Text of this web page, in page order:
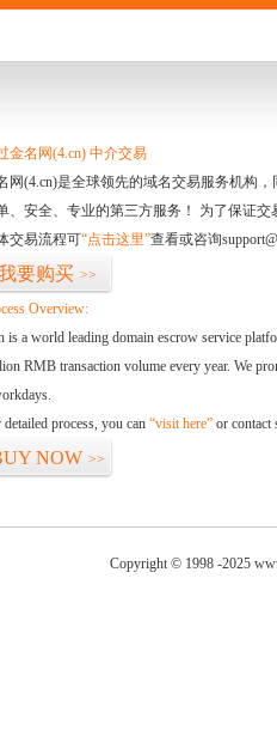
金名网(4.cn) 中介交易
网(4.cn)是全球领先的域名交易服务机构
、安全、专业的第三方服务！ 为了保证
交易流程可“点击这里”查看或咨询
要购买 >>
Overview:
is a world leading domain escrow service
RMB transaction volume every year. We
detailed process, you can “visit here” or contact
NOW >>
Copyright © 1998 -2025